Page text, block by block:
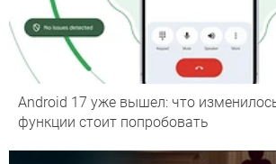
Android 17 уже вышел: что
функции стоит попробовать